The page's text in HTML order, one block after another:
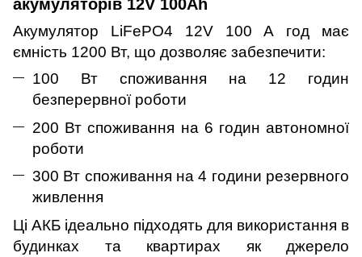
акумуляторів 12V 100Ah
Акумулятор LiFePO4 12V 100 А год має
ємність 1200 Вт, що дозволяє забезпечити:
100 Вт споживання на 12 годин
безперервної роботи
200 Вт споживання на 6 годин автономної
роботи
300 Вт споживання на 4 години резервного
живлення
Ці АКБ ідеально підходять для використання в
будинках та квартирах як джерело